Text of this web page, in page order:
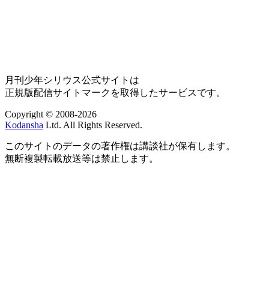
月刊少年シリウス公式サイトは
正規版配信サイトマークを取得したサービスです。
Copyright © 2008-2026
Kodansha Ltd. All Rights Reserved.
このサイトのデータの著作権は講談社が保有します。
無断複製転載放送等は禁止します。